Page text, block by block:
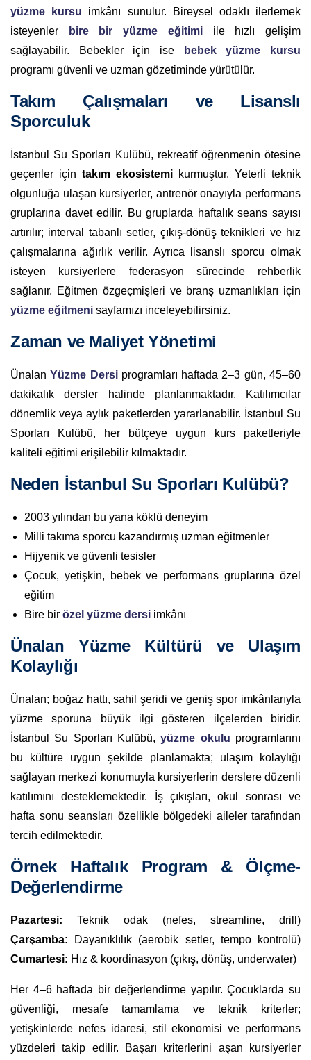
yüzme kursu imkânı sunulur. Bireysel odaklı ilerlemek
isteyenler
bire bir yüzme eğitimiile hızlı gelişim
sağlayabilir. Bebekler için ise
bebek yüzme kursu
programı güvenli ve uzman gözetiminde yürütülür.
Takım Çalışmaları ve Lisanslı
Sporculuk
İstanbul Su Sporları Kulübü, rekreatif öğrenmenin ötesine
geçenler için takım ekosistemi kurmuştur. Yeterli teknik
olgunluğa ulaşan kursiyerler, antrenör onayıyla performans
gruplarına davet edilir. Bu gruplarda haftalık seans sayısı
artırılır; interval tabanlı setler, çıkış-dönüş teknikleri ve hız
çalışmalarına ağırlık verilir. Ayrıca lisanslı sporcu olmak
isteyen kursiyerlere federasyon sürecinde rehberlik
sağlanır. Eğitmen özgeçmişleri ve branş uzmanlıkları için
yüzme eğitmeni sayfamızı inceleyebilirsiniz.
Zaman ve Maliyet Yönetimi
ÜnalanYüzme Dersiprogramları haftada 2–3 gün, 45–60
dakikalık dersler halinde planlanmaktadır. Katılımcılar
dönemlik veya aylık paketlerden yararlanabilir. İstanbul Su
Sporları Kulübü, her bütçeye uygun kurs paketleriyle
kaliteli eğitimi erişilebilir kılmaktadır.
Neden İstanbul Su Sporları Kulübü?
2003 yılından bu yana köklü deneyim
Milli takıma sporcu kazandırmış uzman eğitmenler
Hijyenik ve güvenli tesisler
Çocuk, yetişkin, bebek ve performans gruplarına özel
eğitim
Bire bir özel yüzme dersi imkânı
Ünalan Yüzme Kültürü ve Ulaşım
Kolaylığı
Ünalan; boğaz hattı, sahil şeridi ve geniş spor imkânlarıyla
yüzme sporuna büyük ilgi gösteren ilçelerden biridir.
İstanbul Su Sporları Kulübü,yüzme okulu programlarını
bu kültüre uygun şekilde planlamakta; ulaşım kolaylığı
sağlayan merkezi konumuyla kursiyerlerin derslere düzenli
katılımını desteklemektedir. İş çıkışları, okul sonrası ve
hafta sonu seansları özellikle bölgedeki aileler tarafından
tercih edilmektedir.
Örnek Haftalık Program & Ölçme-
Değerlendirme
Pazartesi: Teknik odak (nefes, streamline, drill)
Çarşamba: Dayanıklılık (aerobik setler, tempo kontrolü)
Cumartesi: Hız & koordinasyon (çıkış, dönüş, underwater)
Her 4–6 haftada bir değerlendirme yapılır. Çocuklarda su
güvenliği, mesafe tamamlama ve teknik kriterler;
yetişkinlerde nefes idaresi, stil ekonomisi ve performans
yüzdeleri takip edilir. Başarı kriterlerini aşan kursiyerler